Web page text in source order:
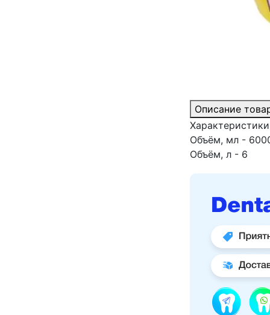
Описание
Характеристики
Объём, мл -
Объём, л - 6